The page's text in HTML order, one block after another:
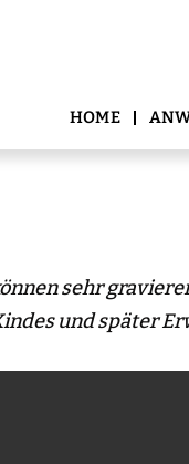
HOME
sehr
undspäter